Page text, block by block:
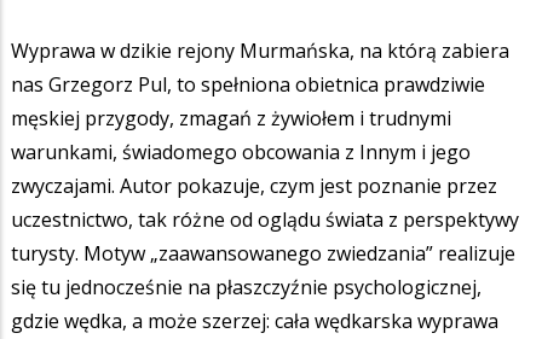
Wyprawa w dzikie rejony Murmańska, na którą zabiera
nas Grzegorz Pul, to spełniona obietnica prawdziwie
męskiej przygody, zmagań z żywiołem i trudnymi
warunkami, świadomego obcowania z Innym i jego
zwyczajami. Autor pokazuje, czym jest poznanie przez
uczestnictwo, tak różne od oglądu świata z perspektywy
turysty. Motyw „zaawansowanego zwiedzania” realizuje
się tu jednocześnie na płaszczyźnie psychologicznej,
gdzie wędka, a może szerzej: cała wędkarska wyprawa